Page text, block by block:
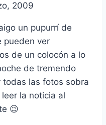
2009
un pupurrí­ de
pueden ver
de un colocón a lo
de tremendo
todas las fotos sobra
la noticia al
😉